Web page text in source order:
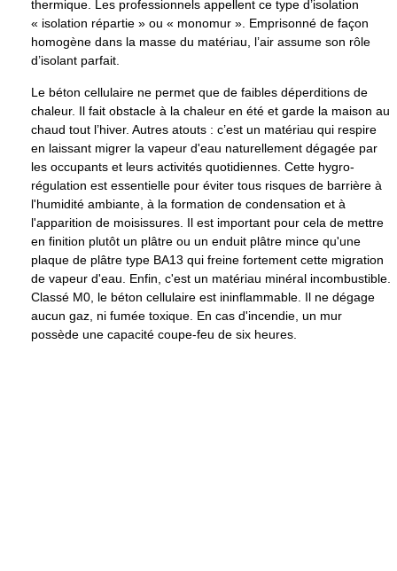
thermique. Les professionnels appellent ce type d’isolation
« isolation répartie » ou « monomur ». Emprisonné de façon
homogène dans la masse du matériau, l’air assume son rôle
d’isolant parfait.
Le béton cellulaire ne permet que de faibles déperditions de
chaleur. Il fait obstacle à la chaleur en été et garde la maison au
chaud tout l’hiver. Autres atouts : c’est un matériau qui respire
en laissant migrer la vapeur d'eau naturellement dégagée par
les occupants et leurs activités quotidiennes. Cette hygro-
régulation est essentielle pour éviter tous risques de barrière à
l'humidité ambiante, à la formation de condensation et à
l'apparition de moisissures. Il est important pour cela de mettre
en finition plutôt un plâtre ou un enduit plâtre mince qu'une
plaque de plâtre type BA13 qui freine fortement cette migration
de vapeur d'eau. Enfin, c'est un matériau minéral incombustible.
Classé M0, le béton cellulaire est ininflammable. Il ne dégage
aucun gaz, ni fumée toxique. En cas d'incendie, un mur
possède une capacité coupe-feu de six heures.